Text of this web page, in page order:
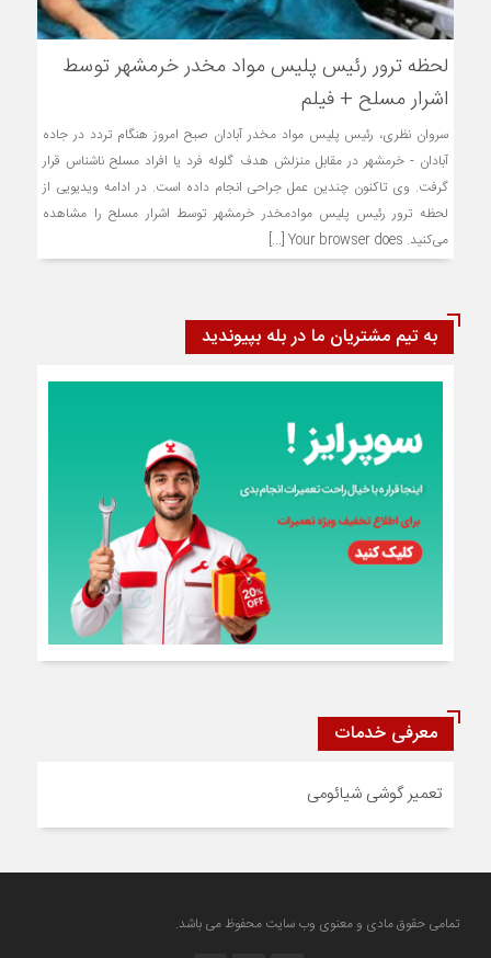
لحظه ترور رئیس پلیس مواد مخدر خرمشهر توسط
اشرار مسلح + فیلم
سروان نظری، رئیس پلیس مواد مخدر آبادان صبح امروز هنگام تردد در جاده
آبادان - خرمشهر در مقابل منزلش هدف گلوله فرد یا افراد مسلح ناشناس قرار
گرفت. وی تاکنون چندین عمل جراحی انجام داده است. در ادامه ویدیویی از
لحظه ترور رئیس پلیس موادمخدر خرمشهر توسط اشرار مسلح را مشاهده
می‌کنید. Your browser does [...]
به تیم مشتریان ما در بله بپیوندید
معرفی خدمات
تعمیر گوشی شیائومی
تمامی حقوق مادی و معنوی وب سایت محفوظ می باشد.